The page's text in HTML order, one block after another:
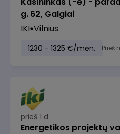
g. 62, Galgiai
IKI Vilnius
1230 - 1325 €/mėn. Prieš
prieš 1 d.
Energetikos projektų